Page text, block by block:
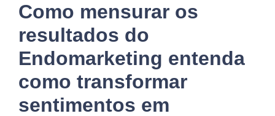
Como mensurar os
resultados do
Endomarketing entenda
como transformar
sentimentos em